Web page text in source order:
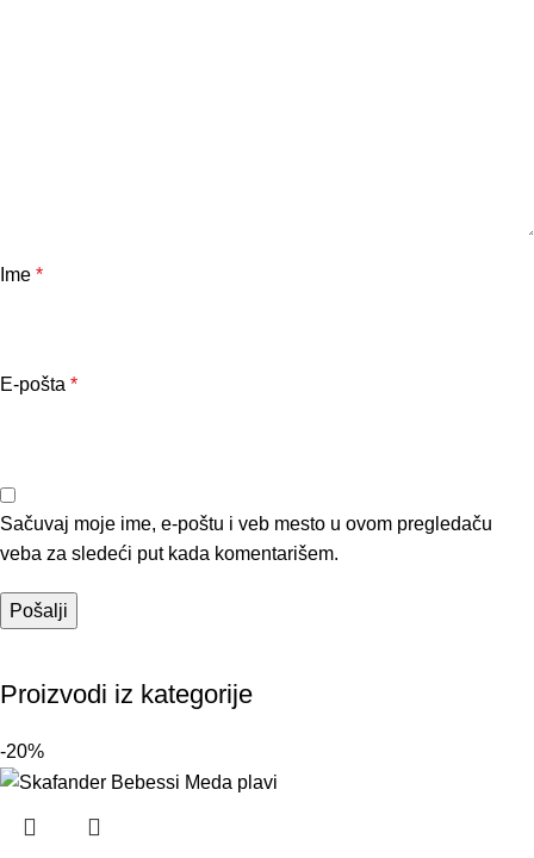
Ime *
E-pošta *
Sačuvaj moje ime, e-poštu i veb mesto u ovom pregledaču
veba za sledeći put kada komentarišem.
Proizvodi iz kategorije
-20%